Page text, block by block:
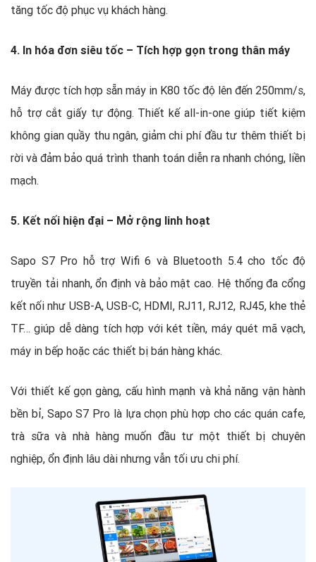
tăng tốc độ phục vụ khách hàng.
4. In hóa đơn siêu tốc – Tích hợp gọn trong thân máy
Máy được tích hợp sẵn máy in K80 tốc độ lên đến 250mm/s,
hỗ trợ cắt giấy tự động. Thiết kế all-in-one giúp tiết kiệm
không gian quầy thu ngân, giảm chi phí đầu tư thêm thiết bị
rời và đảm bảo quá trình thanh toán diễn ra nhanh chóng, liền
mạch.
5. Kết nối hiện đại – Mở rộng linh hoạt
Sapo S7 Pro hỗ trợ Wifi 6 và Bluetooth 5.4 cho tốc độ
truyền tải nhanh, ổn định và bảo mật cao. Hệ thống đa cổng
kết nối như USB-A, USB-C, HDMI, RJ11, RJ12, RJ45, khe thẻ
TF… giúp dễ dàng tích hợp với két tiền, máy quét mã vạch,
máy in bếp hoặc các thiết bị bán hàng khác.
Với thiết kế gọn gàng, cấu hình mạnh và khả năng vận hành
bền bỉ, Sapo S7 Pro là lựa chọn phù hợp cho các quán cafe,
trà sữa và nhà hàng muốn đầu tư một thiết bị chuyên
nghiệp, ổn định lâu dài nhưng vẫn tối ưu chi phí.